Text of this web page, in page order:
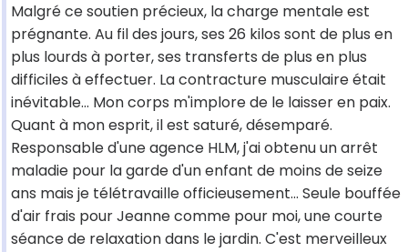
Malgré ce soutien précieux, la charge mentale est
prégnante. Au fil des jours, ses 26 kilos sont de plus en
plus lourds à porter, ses transferts de plus en plus
difficiles à effectuer. La contracture musculaire était
inévitable... Mon corps m'implore de le laisser en paix.
Quant à mon esprit, il est saturé, désemparé.
Responsable d'une agence HLM, j'ai obtenu un arrêt
maladie pour la garde d'un enfant de moins de seize
ans mais je télétravaille officieusement... Seule bouffée
d'air frais pour Jeanne comme pour moi, une courte
séance de relaxation dans le jardin. C'est merveilleux